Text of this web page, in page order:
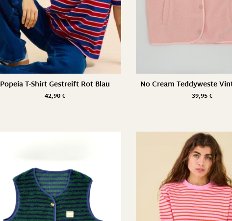
Popeia T-Shirt Gestreift Rot Blau
42,90€
No Cream Teddyweste
39,95€